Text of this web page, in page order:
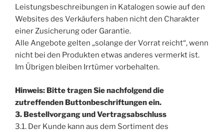
Leistungsbeschreibungen in Katalogen sowie auf den
Websites des Verkäufers haben nicht den Charakter
einer Zusicherung oder Garantie.
Alle Angebote gelten „solange der Vorrat reicht“, wenn
nicht bei den Produkten etwas anderes vermerkt ist.
Im Übrigen bleiben Irrtümer vorbehalten.
Hinweis: Bitte tragen Sie nachfolgend die
zutreffenden Buttonbeschriftungen ein.
3. Bestellvorgang und Vertragsabschluss
3.1. Der Kunde kann aus dem Sortiment des